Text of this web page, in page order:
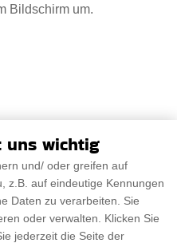
Bildschirm um.
wichtig
und/ oder greifen auf
z.B. auf eindeutige Kennungen
Daten zu verarbeiten. Sie
oder verwalten. Klicken Sie
jederzeit die Seite der